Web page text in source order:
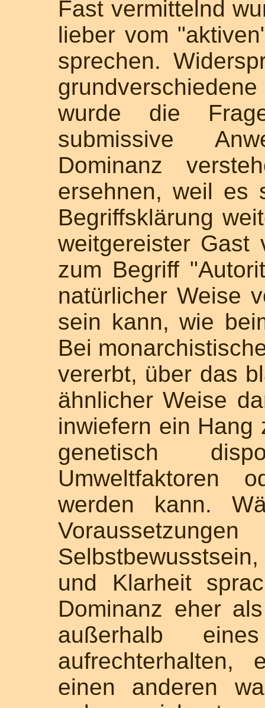
Fast vermittelnd
lieber vom
sprechen.
wurde die
submissive
Dominanz
ersehnen, weil es
Begriffsklärung
weitgereister Gast
zum Begriff
natürlicher Weise
sein kann, wie
Bei
vererbt, über das
ähnlicher Weise
inwiefern ein Hang
genetisch
Umweltfaktoren
werden kann.
und Klarheit
Dominanz eher
außerhalb
einen anderen